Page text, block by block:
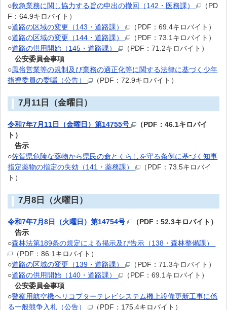
○救急業務に関し協力する旨の申出の撤回（142・医務課）
（PD
F：64.9キロバイト）
○道路の区域の変更（143・道路課）
（PDF：69.4キロバイト）
○道路の区域の変更（144・道路課）
（PDF：73.1キロバイト）
○道路の供用開始（145・道路課）
（PDF：71.2キロバイト）
公安委員会事項
○風俗営業等の規制及び業務の適正化等に関する法律に基づく少年
指導委員の委嘱（公告）
（PDF：72.9キロバイト）
7月11日（金曜日）
令和7年7月11日（金曜日）第14755号
（PDF：46.1キロバイ
ト）
告示
○佐賀県危険な薬物から県民の命とくらしを守る条例に基づく知事
指定薬物の指定の失効（141・薬務課）
（PDF：73.5キロバイ
ト）
7月8日（火曜日）
令和7年7月8日（火曜日）第14754号
（PDF：52.3キロバイト）
告示
○森林法第189条の規定による掲示及び告示（138・森林整備課）
（PDF：86.1キロバイト）
○道路の区域の変更（139・道路課）
（PDF：71.3キロバイト）
○道路の供用開始（140・道路課）
（PDF：69.1キロバイト）
公安委員会事項
○警察用航空機ヘリコプターテレビシステム機上設備更新工事に係
る一般競争入札（公告）
（PDF：175.4キロバイト）